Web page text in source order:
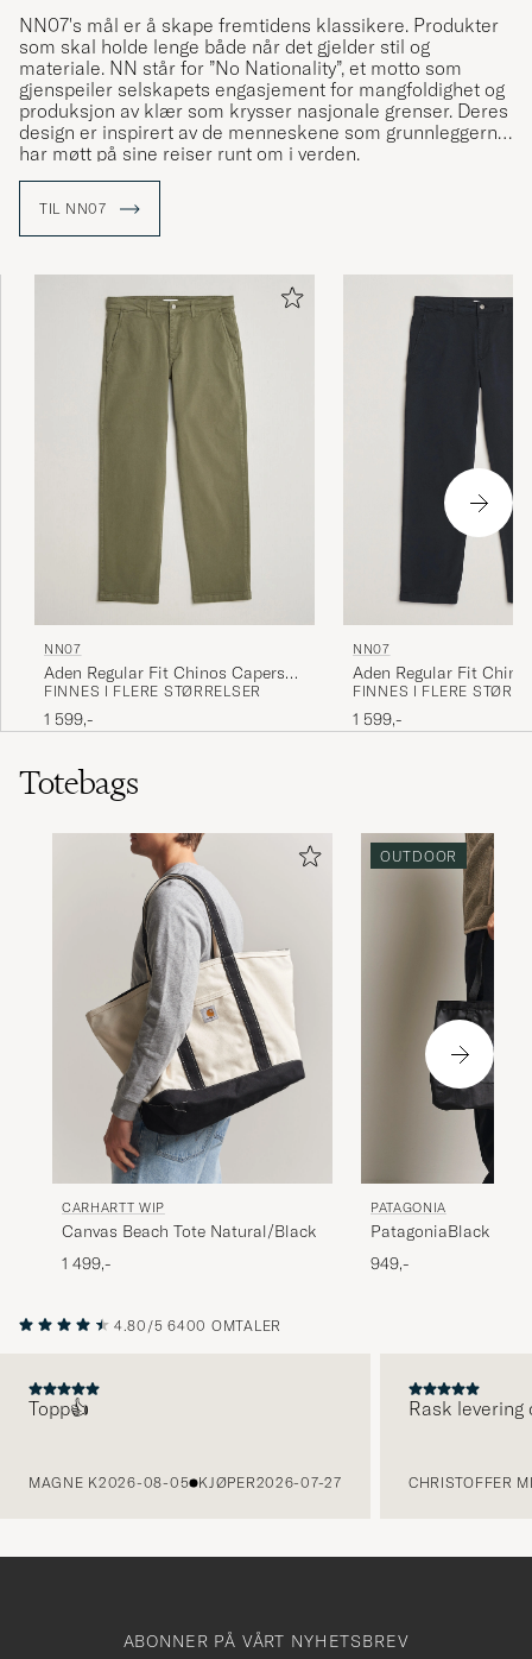
NN07's mål er å skape fremtidens klassikere. Produkter
som skal holde lenge både når det gjelder stil og
materiale. NN står for ”No Nationality”, et motto som
gjenspeiler selskapets engasjement for mangfoldighet og
produksjon av klær som krysser nasjonale grenser. Deres
design er inspirert av de menneskene som grunnleggerne
har møtt på sine reiser runt om i verden.
detaljer, som man håper skal oppmuntre bæreren å elske
og sette pris på håndverket som ligger bak produksjonen
TIL NN07
NN07
Aden Regular Fit Chinos Capers
Green
FINNES I FLERE STØRRELSER
1 599,-
NN07
Aden Regular Fit
FINNES I FLERE
1 599,-
Totebags
CARHARTT WIP
Canvas Beach Tote Natural/Black
1 499,-
OUTDOOR
PATAGONIA
PatagoniaBlack
25LBlack
949,-
4.80/5 6400 OMTALER
Topp👍
MAGNE K2026-08-05 KJØPER2026-07-27
Rask
CHRISTOFFER
ABONNER PÅ VÅRT NYHETSBREV